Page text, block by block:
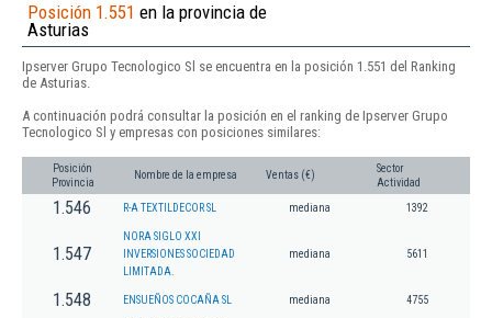
Posición 1.551 en la provincia de
Asturias
Ipserver Grupo Tecnologico Sl se encuentra en la posición 1.551 del Ranking
de Asturias.
A continuación podrá consultar la posición en el ranking de Ipserver Grupo
Tecnologico Sl y empresas con posiciones similares:
Posición
Provincia
Nombre de la empresa Ventas (€)
Sector
Actividad
1.546 R-A TEXTILDECOR SL mediana 1392
1.547
NORA SIGLO XXI
INVERSIONES SOCIEDAD
LIMITADA.
mediana 5611
1.548 ENSUEÑOS COCAÑA SL mediana 4755